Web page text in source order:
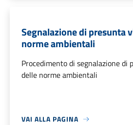
Segnalazione di presunta
norme ambientali
Procedimento di segnalazione di
delle norme ambientali
VAI ALLA PAGINA